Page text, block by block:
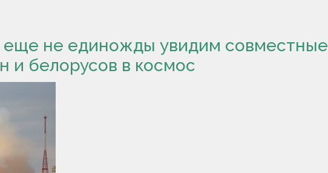
не единожды увидим совместные
и белорусов в космос